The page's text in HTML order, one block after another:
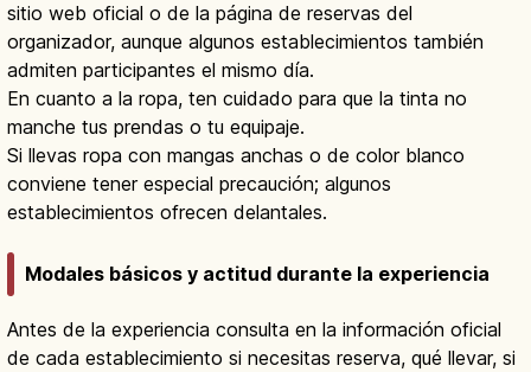
sitio web oficial o de la página de reservas del
organizador, aunque algunos establecimientos también
admiten participantes el mismo día.
En cuanto a la ropa, ten cuidado para que la tinta no
manche tus prendas o tu equipaje.
Si llevas ropa con mangas anchas o de color blanco
conviene tener especial precaución; algunos
establecimientos ofrecen delantales.
Modales básicos y actitud durante la experiencia
Antes de la experiencia consulta en la información oficial
de cada establecimiento si necesitas reserva, qué llevar, si